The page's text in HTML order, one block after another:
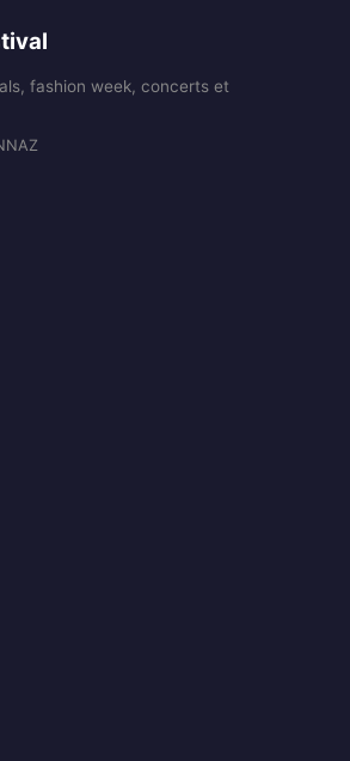
fashion week, concerts et